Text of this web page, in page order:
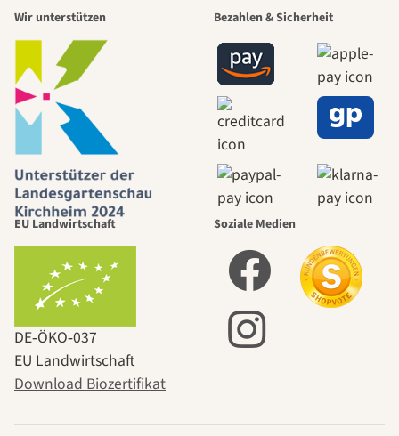
Wir unterstützen Bezahlen & Sicherheit
EU Landwirtschaft
DE‑ÖKO‑037
EU Landwirtschaft
Download Biozertifikat
Soziale Medien